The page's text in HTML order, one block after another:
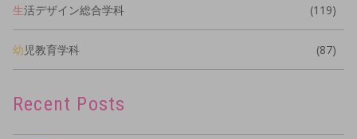
生活デザイン総合学科 (119)
幼児教育学科 (87)
Recent Posts